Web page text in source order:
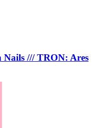
Nails /// TRON: Ares